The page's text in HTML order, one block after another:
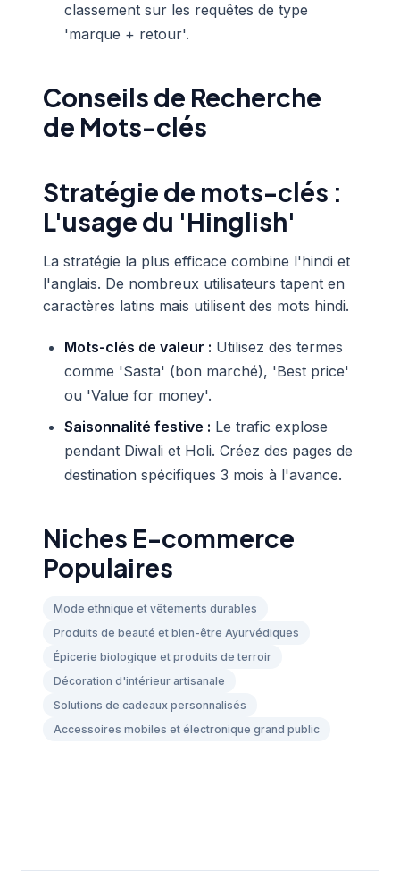
classement sur les requêtes de type
'marque + retour'.
Conseils de Recherche
de Mots-clés
Stratégie de mots-clés :
L'usage du 'Hinglish'
La stratégie la plus efficace combine l'hindi et
l'anglais. De nombreux utilisateurs tapent en
caractères latins mais utilisent des mots hindi.
Mots-clés de valeur : Utilisez des termes
comme 'Sasta' (bon marché), 'Best price'
ou 'Value for money'.
Saisonnalité festive : Le trafic explose
pendant Diwali et Holi. Créez des pages de
destination spécifiques 3 mois à l'avance.
Niches E-commerce
Populaires
Mode ethnique et vêtements durables
Produits de beauté et bien-être Ayurvédiques
Épicerie biologique et produits de terroir
Décoration d'intérieur artisanale
Solutions de cadeaux personnalisés
Accessoires mobiles et électronique grand public